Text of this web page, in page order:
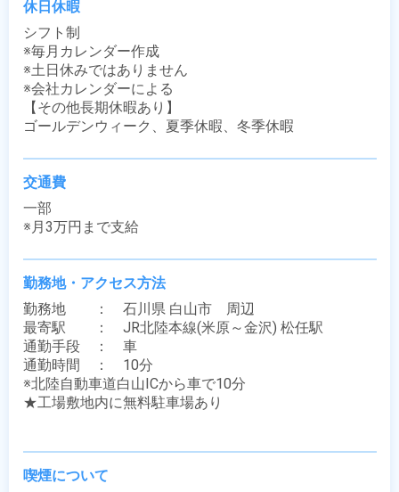
休日休暇
シフト制
※毎月カレンダー作成
※土日休みではありません
※会社カレンダーによる
【その他長期休暇あり】
ゴールデンウィーク、夏季休暇、冬季休暇
交通費
一部
※月3万円まで支給
勤務地・アクセス方法
勤務地　　：　石川県 白山市　周辺
最寄駅　　：　JR北陸本線(米原～金沢) 松任駅
通勤手段　：　車
通勤時間　：　10分
※北陸自動車道白山ICから車で10分
★工場敷地内に無料駐車場あり
喫煙について